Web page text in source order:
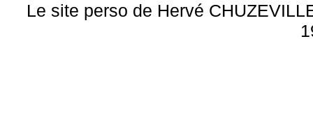
Le site perso de Hervé